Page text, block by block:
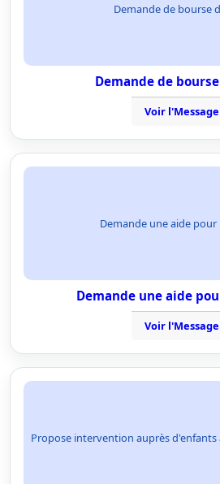
Demande de bourse
Demande de
Voir l'Message
Demande une aide pour
Demande une aide
Voir l'Message
Propose intervention auprès